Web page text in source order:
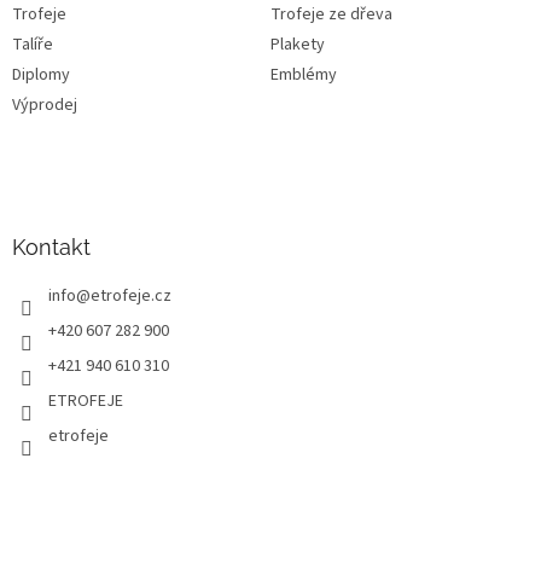
Trofeje
Trofeje ze dřeva
Talíře
Plakety
Diplomy
Emblémy
Výprodej
Kontakt
info@etrofeje.cz
+420 607 282 900
+421 940 610 310
ETROFEJE
etrofeje